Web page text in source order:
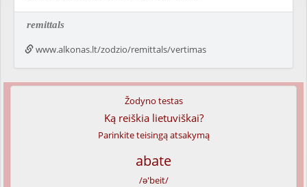
remittals
www.alkonas.lt/zodzio/remittals/vertimas
Žodyno testas
Ką reiškia lietuviškai?
Parinkite teisingą atsakymą
abate
/ə'beit/